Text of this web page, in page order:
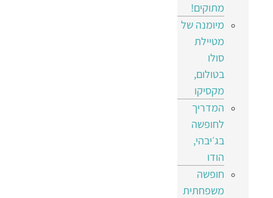
מתוקים!
מיומנה של
מטיילת
סולו
בטולום,
מקסיקו
המדריך
לחופשה
בג׳יבהי,
הודו
חופשה
משפחתית